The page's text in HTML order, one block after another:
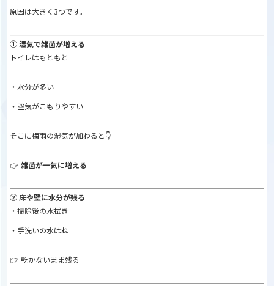
原因は大きく3つです。
① 湿気で雑菌が増える
トイレはもともと
・水分が多い
・空気がこもりやすい
そこに梅雨の湿気が加わると👇
👉雑菌が一気に増える
② 床や壁に水分が残る
・掃除後の水拭き
・手洗いの水はね
👉 乾かないまま残る